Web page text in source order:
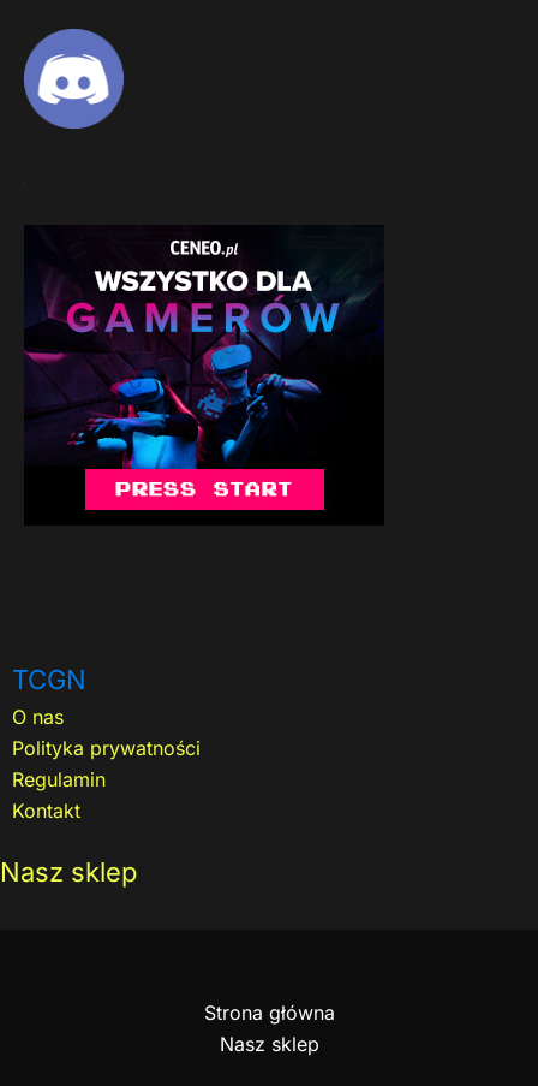
TCGN
O nas
Polityka prywatności
Regulamin
Kontakt
Nasz sklep
Strona główna
Nasz sklep